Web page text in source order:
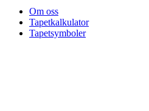
Om oss
Tapetkalkulator
Tapetsymboler